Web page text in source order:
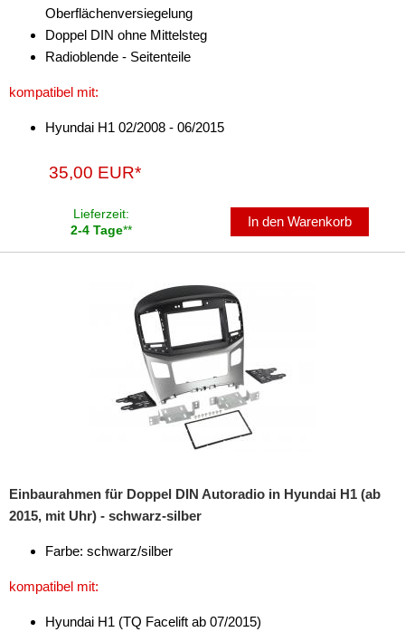
Antennenzubehör
Cinch-Kabel
Entriegelung
Fernbedienungen
Frequenzweichen
Handyhalterungen
iPod
kabellos Laden
Oberflächenversiegelung
Doppel DIN ohne Mittelsteg
Radioblende - Seitenteile
kompatibel mit:
Hyundai H1 02/2008 - 06/2015
35,00 EUR*
Lieferzeit:
2-4 Tage**
In den Warenkorb
Einbaurahmen für Doppel DIN Autoradio in Hyundai H1 (ab
2015, mit Uhr) - schwarz-silber
Farbe: schwarz/silber
kompatibel mit:
Hyundai H1 (TQ Facelift ab 07/2015)